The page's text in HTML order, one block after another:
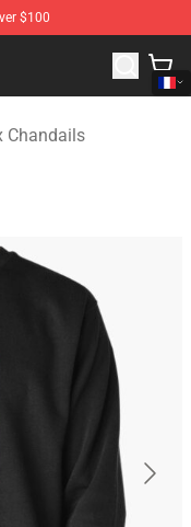
$100
Merchandise Shop
Chandails